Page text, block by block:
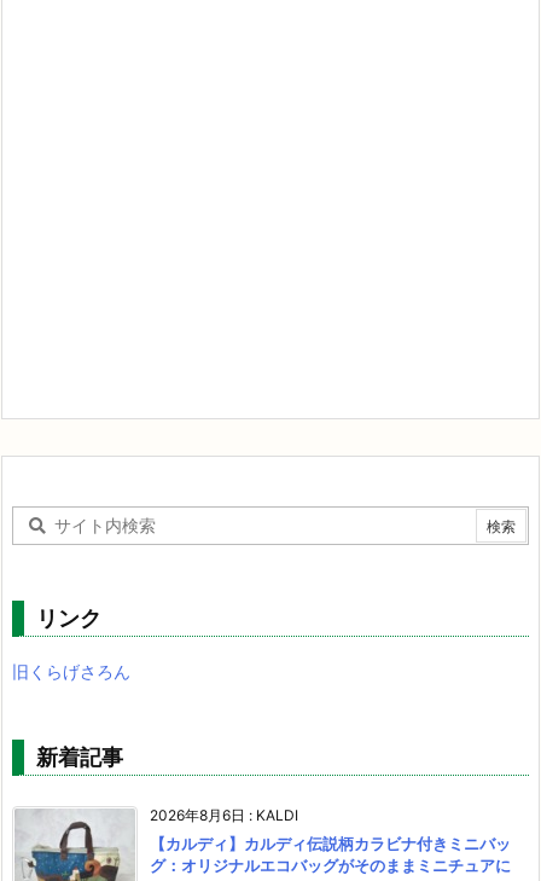
リンク
旧くらげさろん
新着記事
2026年8月6日 : KALDI
【カルディ】カルディ伝説柄カラビナ付きミニバッ
グ：オリジナルエコバッグがそのままミニチュアに